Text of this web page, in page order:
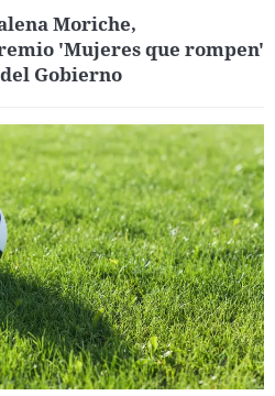
Moriche,
'Mujeres que rompen'
Gobierno